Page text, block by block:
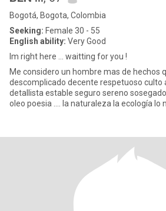
Bogotá, Bogota, Colombia
Seeking: Female 30 - 55
English ability: Very Good
Im right here ... waitting for you !
Me considero un hombre mas de hechos
descomplicado decente respetuoso culto
detallista estable seguro sereno sosegado .... me gusta
oleo poesia .... la naturaleza la ecología